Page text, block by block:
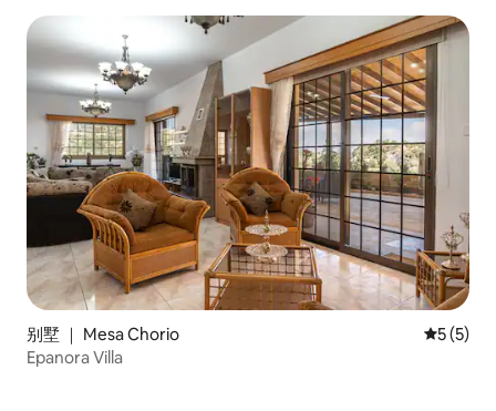
别墅 ｜ Mesa Chorio 平均评分
5 (5)
Epanora Villa